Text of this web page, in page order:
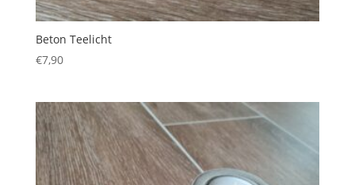
Beton Teelicht
€7,90